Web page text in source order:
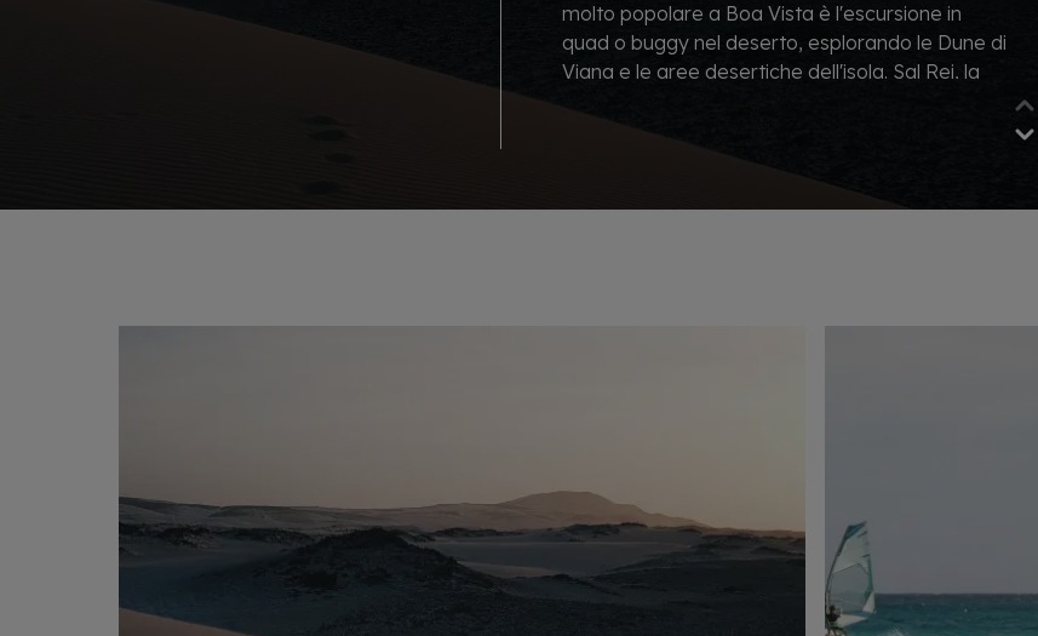
molto popolare a Boa Vista è l'escursione in
quad o buggy nel deserto, esplorando le Dune di
Viana e le aree desertiche dell'isola. Sal Rei, la
il porto, visitare la chiesa di Santa Isabel e
acquistare artigianato locale. Pernottamenti